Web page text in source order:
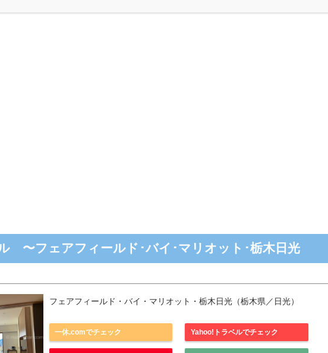
〜フェアフィールド･バイ･マリオット･栃木日光
フェアフィールド・バイ・マリオット・栃木日光（栃木県／日光）
一休.comでチェック Yahoo!トラベルでチェック